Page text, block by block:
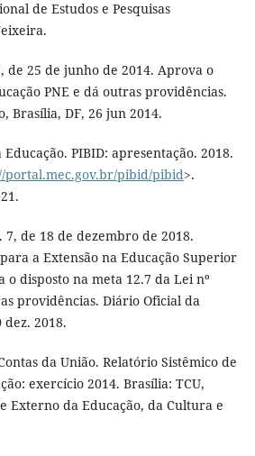
de Estudos e Pesquisas
de 25 de junho de 2014. Aprova o
PNE e dá outras providências.
Brasília, DF, 26 jun 2014.
PIBID: apresentação. 2018.
portal.mec.gov.br/pibid/pibid>.
7, de 18 de dezembro de 2018.
a Extensão na Educação Superior
disposto na meta 12.7 da Lei nº
providências. Diário Oficial da
dez. 2018.
da União. Relatório Sistêmico de
exercício 2014. Brasília: TCU,
Externo da Educação, da Cultura e